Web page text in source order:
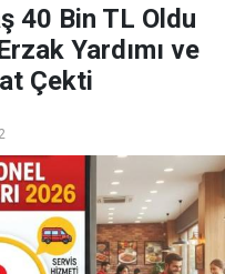
40 Bin TL Oldu
Yardımı ve
Çekti